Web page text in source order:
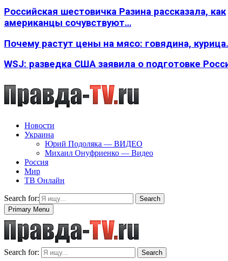
Российская шестовичка Разина рассказала, как
американцы сочувствуют…
Почему растут цены на мясо: говядина,
WSJ: разведка США заявила о подготовке
Новости
Украина
Юрий Подоляка — ВИДЕО
Михаил Онуфриенко — Видео
Россия
Мир
ТВ Онлайн
Search for:
Search
Primary Menu
Search for: Search